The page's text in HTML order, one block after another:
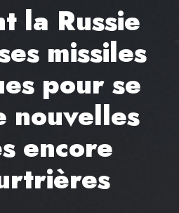
la Russie
missiles
pour se
nouvelles
encore